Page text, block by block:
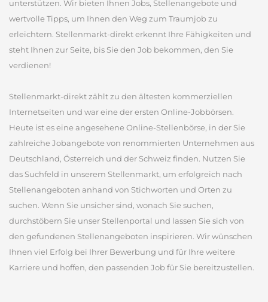
unterstützen. Wir bieten Ihnen Jobs, Stellenangebote und
wertvolle Tipps, um Ihnen den Weg zum Traumjob zu
erleichtern. Stellenmarkt-direkt erkennt Ihre Fähigkeiten und
steht Ihnen zur Seite, bis Sie den Job bekommen, den Sie
verdienen!
Stellenmarkt-direkt zählt zu den ältesten kommerziellen
Internetseiten und war eine der ersten Online-Jobbörsen.
Heute ist es eine angesehene Online-Stellenbörse, in der Sie
zahlreiche Jobangebote von renommierten Unternehmen aus
Deutschland, Österreich und der Schweiz finden. Nutzen Sie
das Suchfeld in unserem Stellenmarkt, um erfolgreich nach
Stellenangeboten anhand von Stichworten und Orten zu
suchen. Wenn Sie unsicher sind, wonach Sie suchen,
durchstöbern Sie unser Stellenportal und lassen Sie sich von
den gefundenen Stellenangeboten inspirieren. Wir wünschen
Ihnen viel Erfolg bei Ihrer Bewerbung und für Ihre weitere
Karriere und hoffen, den passenden Job für Sie bereitzustellen.